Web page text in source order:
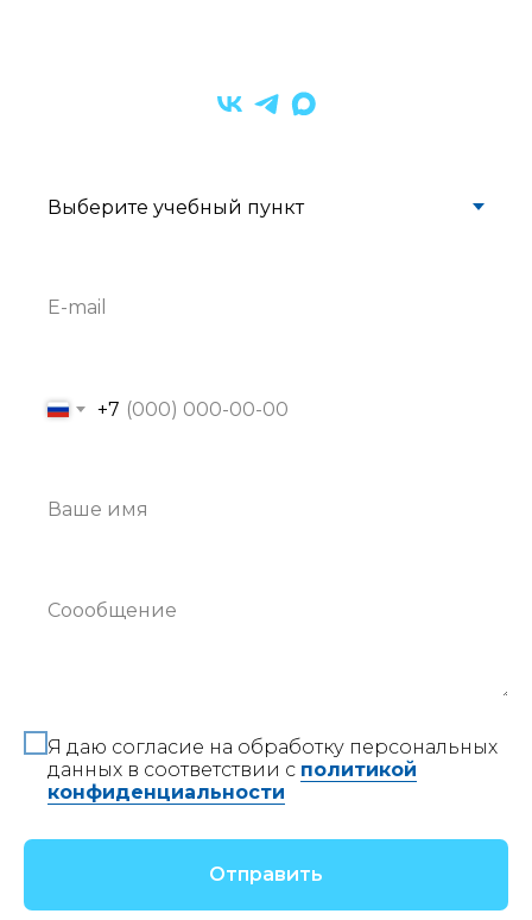
E-mail
+7
Ваше имя
Соообщение
Я даю согласие на обработку персональных
данных в соответствии с политикой
конфиденциальности
Отправить